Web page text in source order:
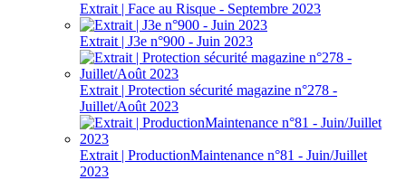
Extrait | Face au Risque - Septembre 2023
Extrait | J3e n°900 - Juin 2023
Extrait | Protection sécurité magazine n°278 -
Juillet/Août 2023
Extrait | ProductionMaintenance n°81 - Juin/Juillet
2023